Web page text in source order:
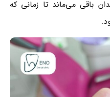
باقی می‌ماند تا زمانی که